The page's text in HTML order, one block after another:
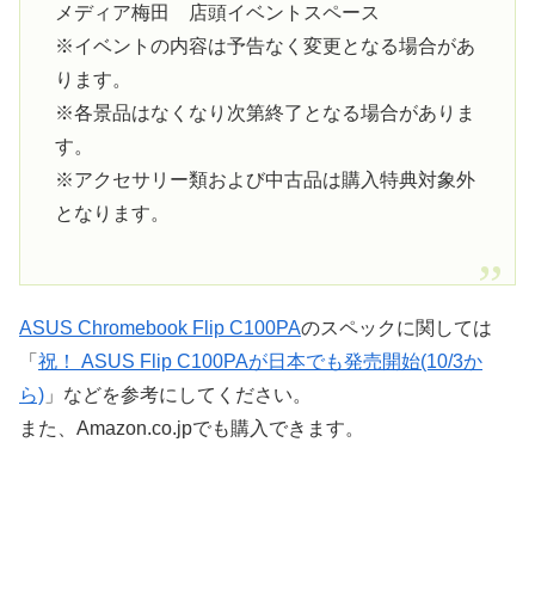
メディア梅田 店頭イベントスペース
※イベントの内容は予告なく変更となる場合があ
ります。
※各景品はなくなり次第終了となる場合がありま
す。
※アクセサリー類および中古品は購入特典対象外
となります。
ASUS Chromebook Flip C100PAのスペックに関しては
「 祝！ ASUS Flip C100PAが日本でも発売開始(10/3か
ら) 」などを参考にしてください。
また、Amazon.co.jpでも購入できます。